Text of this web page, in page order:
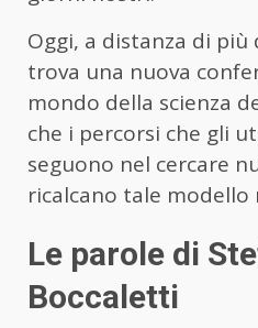
Oggi, a distanza di
trova una nuova
mondo della scienza
che i percorsi che gli
seguono nel cercare
ricalcano tale modello
Le parole di
Boccaletti